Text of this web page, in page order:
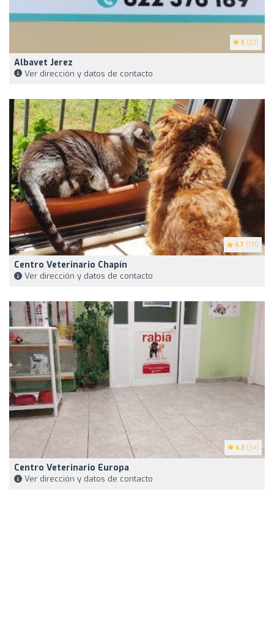
5 (22)
Albavet Jerez
Ver dirección y datos de contacto
4.7 (171)
Centro Veterinario Chapín
Ver dirección y datos de contacto
4.3 (34)
Centro Veterinario Europa
Ver dirección y datos de contacto